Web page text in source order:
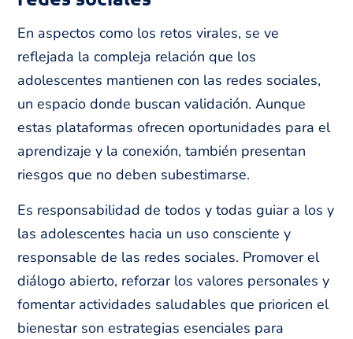
En aspectos como los retos virales, se ve
reflejada la compleja relación que los
adolescentes mantienen con las redes sociales,
un espacio donde buscan validación. Aunque
estas plataformas ofrecen oportunidades para el
aprendizaje y la conexión, también presentan
riesgos que no deben subestimarse.
Es responsabilidad de todos y todas guiar a los y
las adolescentes hacia un uso consciente y
responsable de las redes sociales. Promover el
diálogo abierto, reforzar los valores personales y
fomentar actividades saludables que prioricen el
bienestar son estrategias esenciales para